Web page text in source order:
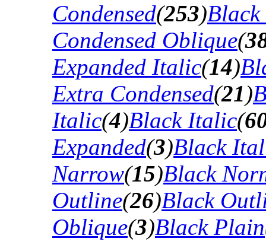
Condensed(253)Black
Condensed Oblique(
Expanded Italic(14)
Extra Condensed(21)
Italic(4)Black Italic(
Expanded(3)Black
Narrow(15)Black
Outline(26)Black
Oblique(3)Black Plain